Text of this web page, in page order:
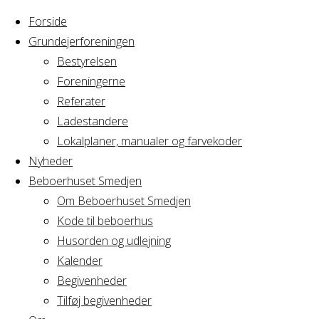
Forside
Grundejerforeningen
Bestyrelsen
Foreningerne
Referater
Ladestandere
Lokalplaner, manualer og farvekoder
Nyheder
Beboerhuset Smedjen
Om Beboerhuset Smedjen
Kode til beboerhus
Husorden og udlejning
Kalender
Begivenheder
Tilføj begivenheder
Home
Arrangement
Bestyrelsesmøde
Avedørelejren
Grf.
Avedørelejren